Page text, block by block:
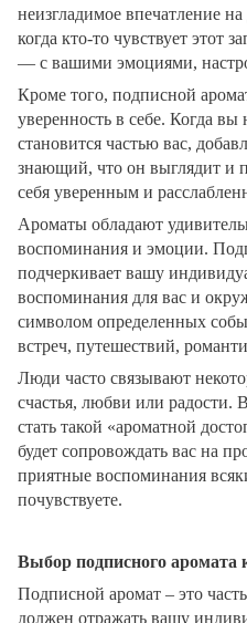
неизгладимое впечатление
когда кто-то чувствует этот
— с вашими эмоциями,
Кроме того, подписной
уверенность в себе. Когда вы
становится частью вас,
знающий, что он выглядит и
себя уверенным и
Ароматы обладают
воспоминания и эмоции.
подчеркивает вашу
воспоминания для вас и
символом определенных
встреч, путешествий,
Люди часто связывают
счастья, любви или
стать такой «ароматной
будет сопровождать вас на
приятные воспоминания
почувствуете.
Выбор подписного аромата
Подписной аромат – это
должен отражать вашу